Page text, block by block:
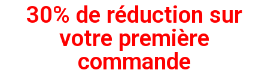
30% de réduction sur
votre première
commande